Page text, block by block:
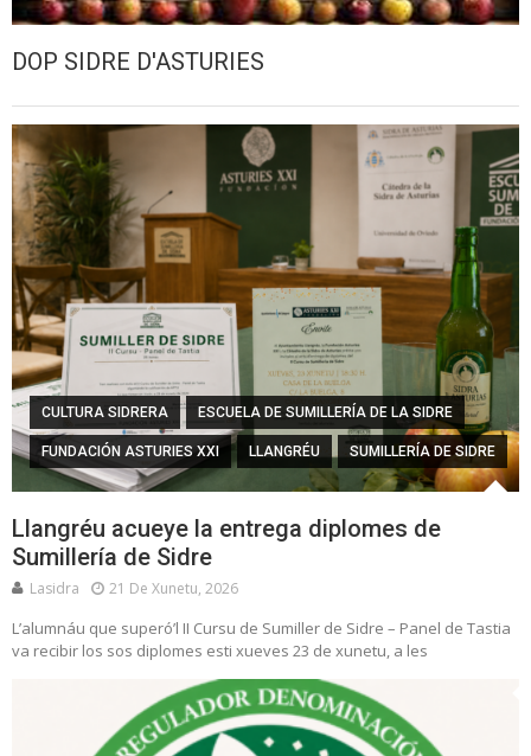
DOP SIDRE D'ASTURIES
CULTURA SIDRERA ESCUELA DE SUMILLERÍA DE LA SIDRE
FUNDACIÓN ASTURIES XXI LLANGRÉU SUMILLERÍA DE SIDRE
Llangréu acueye la entrega diplomes de
Sumillería de Sidre
Lasidra 21 De Xunetu, 2026
L’alumnáu que superó’l II Cursu de Sumiller de Sidre – Panel de Tastia
va recibir los sos diplomes esti xueves 23 de xunetu, a les